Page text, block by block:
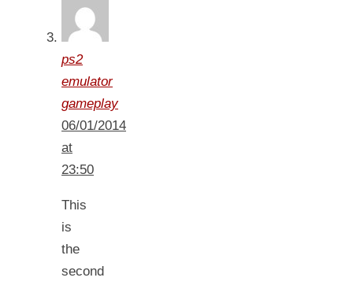
ps2
emulator
gameplay
06/01/2014
at
23:50
This
is
the
second